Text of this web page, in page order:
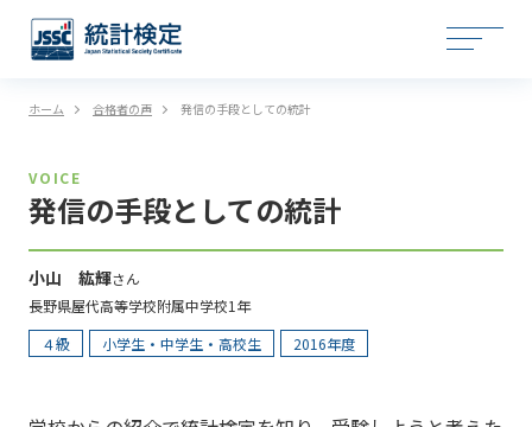
ホーム 合格者の声 発信の手段としての統計
VOICE
発信の手段としての統計
小山 紘輝さん
長野県屋代高等学校附属中学校1年
４級
小学生・中学生・高校生 2016年度